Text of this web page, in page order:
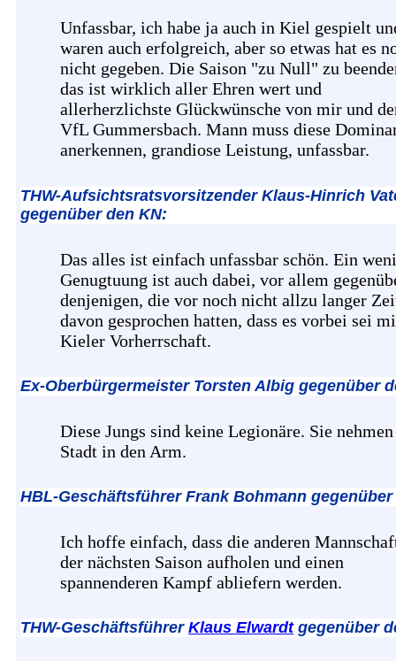
Unfassbar, ich habe ja auch in Kiel gespielt
waren auch erfolgreich, aber so etwas hat es
nicht gegeben. Die Saison "zu Null" zu
das ist wirklich aller Ehren wert und
allerherzlichste Glückwünsche von mir und
VfL Gummersbach. Mann muss diese
anerkennen, grandiose Leistung, unfassbar.
THW-Aufsichtsratsvorsitzender Klaus-Hinrich
gegenüber den KN:
Das alles ist einfach unfassbar schön. Ein
Genugtuung ist auch dabei, vor allem
denjenigen, die vor noch nicht allzu langer
davon gesprochen hatten, dass es vorbei sei
Kieler Vorherrschaft.
Ex-Oberbürgermeister Torsten Albig gegenüber
Diese Jungs sind keine Legionäre. Sie
Stadt in den Arm.
HBL-Geschäftsführer Frank Bohmann
Ich hoffe einfach, dass die anderen
der nächsten Saison aufholen und einen
spannenderen Kampf abliefern werden.
THW-Geschäftsführer Klaus Elwardtgegenüber